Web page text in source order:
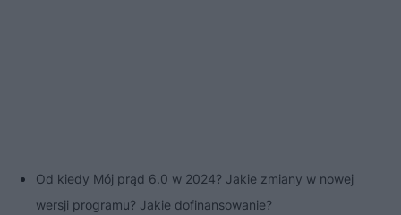
Od kiedy Mój prąd 6.0 w 2024? Jakie zmiany w nowej
wersji programu? Jakie dofinansowanie?